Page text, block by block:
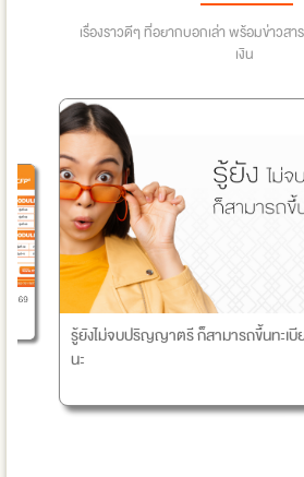
เรื่องราวดีๆ ที่อยากบอกเล่า พร้อมข่าวสา
เงิน
รู้ยังไม่จบปริญญาตรี ก็สามารถขึ้นทะเบียน IC และ